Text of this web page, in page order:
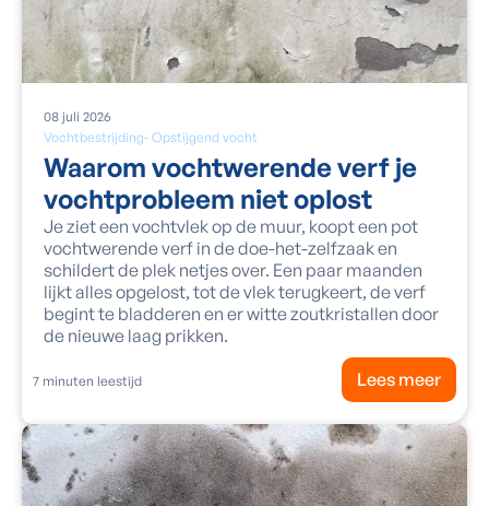
Vochtbestrijding- Opstijgend vocht
08 juli 2026
Waarom vochtwerende verf je
vochtprobleem niet oplost
Je ziet een vochtvlek op de muur, koopt een pot
vochtwerende verf in de doe-het-zelfzaak en
schildert de plek netjes over. Een paar maanden
lijkt alles opgelost, tot de vlek terugkeert, de verf
begint te bladderen en er witte zoutkristallen door
de nieuwe laag prikken.
7 minuten leestijd Lees meer